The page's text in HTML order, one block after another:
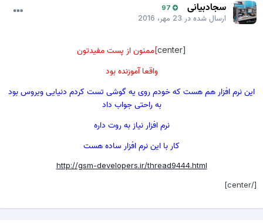
سجادبیانی
ارسال شده در23 مهر، 2016
]ممنون از پست مفیدتون
واقعا آموزنده بود
این نرم افزار هم هست که خودم روی یه گوشی تست کردم دنیایی ویروس بود
به راحتی جواب داد
نرم افزار نیاز به روت داره
کار با این نرم افزار ساده هست
http://gsm-developers.ir/thread9444.html